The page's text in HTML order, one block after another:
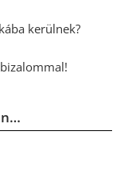
kerülnek?